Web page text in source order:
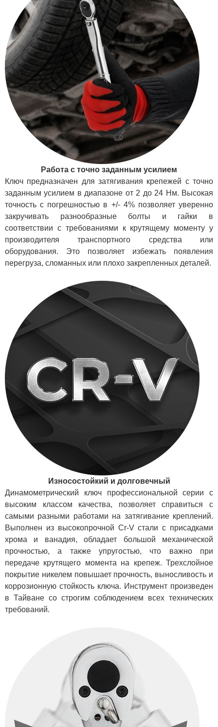
Работа с точно заданным усилием
Ключ предназначен для затягивания крепежей с точно
заданным усилием в диапазоне от 2 до 24 Нм. Высокая
точность с погрешностью в +/- 4% позволяет уверенно
закручивать разнообразные болты и гайки в
соответствии с требованиями к крутящему моменту у
производителя транспортного средства или
оборудования. Это позволяет избежать появления
перегруза, сломанных или плохо закрепленных деталей.
Износостойкий и долговечный
Динамометрический ключ профессиональной серии с
высоким классом качества, позволяет справиться с
самыми разными работами на затягивание креплений.
Выполнен из высокопрочной Cr-V стали с присадками
хрома и ванадия, обладает большой механической
прочностью, а также упругостью, что важно при
передаче крутящего момента на крепеж. Трехслойное
покрытие никелем повышает прочность, выносливость и
коррозионную стойкость ключа. Инструмент произведен
в Тайване со строгим соблюдением всех технических
требований.